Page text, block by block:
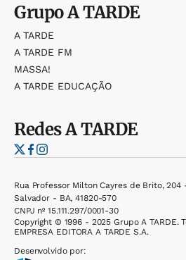
GrupoA TARDE
A TARDE
A TARDE FM
MASSA!
A TARDE EDUCAÇÃO
RedesA TARDE
Rua Professor Milton Cayres de Brito, 204
Salvador - BA, 41820-570
CNPJ nº 15.111.297/0001-30
Copyright © 1996 - 2025 Grupo A TARDE.
EMPRESA EDITORA A TARDE S.A.
Desenvolvido por: